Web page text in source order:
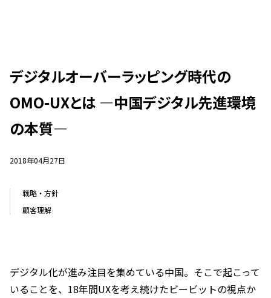
デジタルオーバーラッピング時代の
OMO-UXとは ―中国デジタル先進環境
の本質―
2018年04月27日
戦略・方針
顧客理解
デジタル化が進み注目を集めている中国。そこで起こって
いることを、18年間UXを考え続けたビービットの視点か